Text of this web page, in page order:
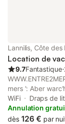
Lannilis, Côte des
Location de
9.7Fantastique⋅
mers ': Aber
ancienne
bourg, mais non
notre région.
WiFi Draps de lit
Annulation
dès 126 € par